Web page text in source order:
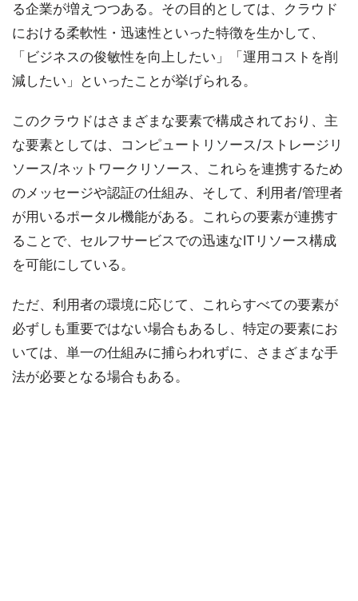
る企業が増えつつある。その目的としては、クラウド
における柔軟性・迅速性といった特徴を生かして、
「ビジネスの俊敏性を向上したい」「運用コストを削
減したい」といったことが挙げられる。
このクラウドはさまざまな要素で構成されており、主
な要素としては、コンピュートリソース/ストレージリ
ソース/ネットワークリソース、これらを連携するため
のメッセージや認証の仕組み、そして、利用者/管理者
が用いるポータル機能がある。これらの要素が連携す
ることで、セルフサービスでの迅速なITリソース構成
を可能にしている。
ただ、利用者の環境に応じて、これらすべての要素が
必ずしも重要ではない場合もあるし、特定の要素にお
いては、単一の仕組みに捕らわれずに、さまざまな手
法が必要となる場合もある。